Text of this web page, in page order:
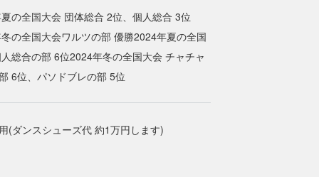
の全国大会 団体総合 2位、個人総合 3位
の全国大会ワルツの部 優勝2024年夏の全国
総合の部 6位2024年冬の全国大会 チャチャ
6位、パソドブレの部 5位
(ダンスシューズ代 約1万円します)